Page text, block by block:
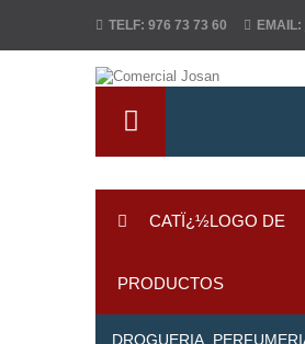
TELF: 976 73 73 60 EMAIL:
CATÏ¿½LOGO DE
PRODUCTOS